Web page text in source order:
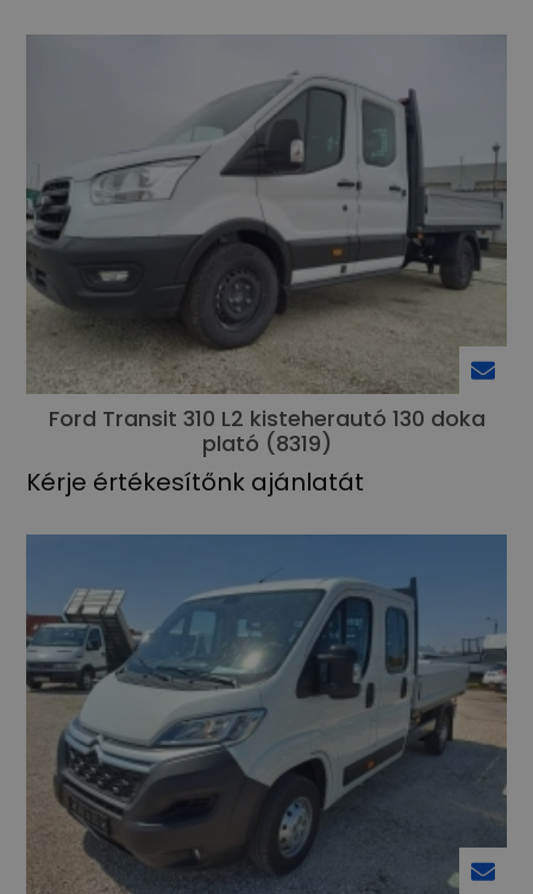
Ford Transit 310 L2 kisteherautó 130 doka
plató (8319)
Kérje értékesítőnk ajánlatát